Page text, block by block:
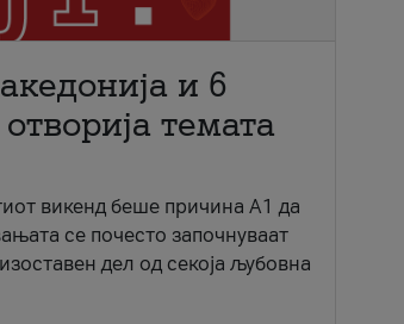
и 6
темата
викенд беше причина А1 да
се почесто започнуваат
дел од секоја љубовна